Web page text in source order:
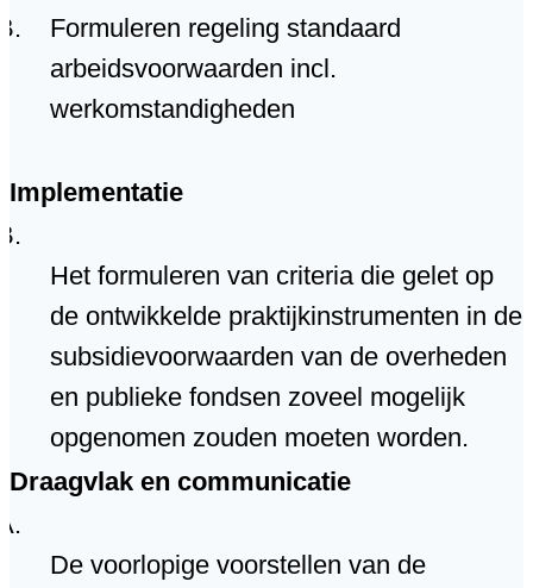
Formuleren regeling standaard
arbeidsvoorwaarden incl.
werkomstandigheden
Implementatie
Het formuleren van criteria die gelet op
de ontwikkelde praktijkinstrumenten in de
subsidievoorwaarden van de overheden
en publieke fondsen zoveel mogelijk
opgenomen zouden moeten worden.
Draagvlak en communicatie
De voorlopige voorstellen van de